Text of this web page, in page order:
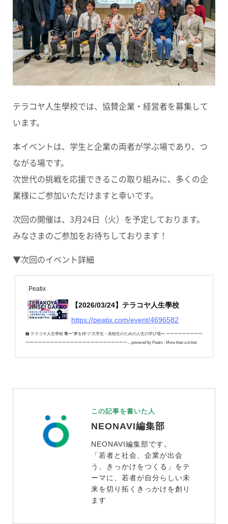
テラコヤ人生學校では、協賛企業・経営者を募集して
います。
本イベントは、学生と企業の両者が学ぶ場であり、つ
ながる場です。
次世代の挑戦を応援できるこの取り組みに、多くの企
業様にご参加いただけますと幸いです。
次回の開催は、3月24日（火）を予定しております。
みなさまのご参加をお待ちしております！
▼次回のイベント詳細
Peatix
【2026/03/24】テラコヤ人生學校
https://peatix.com/event/4696582
🏫 テラコヤ人生學校 📚〜“夢を持つ”大学生・高校生のための人生の学び場〜 ーーーーーーーーー
ーーーーーーーーーーーーーーーーーーーーーーーーー... powered by Peatix : More than a ticket.
この記事を書いた人
NEONAVI編集部
NEONAVI編集部です。
「若者と社会、企業が出会
う、きっかけをつくる」をテ
ーマに、若者が自分らしい未
来を切り拓くきっかけを創り
ます